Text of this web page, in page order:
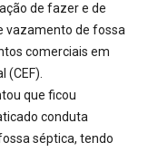
de fazer e de
vazamento de fossa
comerciais em
que ficou
conduta
séptica, tendo